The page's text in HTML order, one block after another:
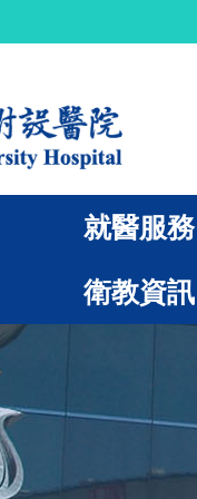
就醫服務
衛教資訊